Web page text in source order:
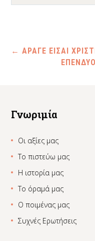
← ΑΡΑΓΕ ΕΙΣΑΙ
Γνωριμία
Οι αξίες μας
Το πιστεύω μας
Η ιστορία μας
Το όραμά μας
Ο ποιμένας μας
Συχνές Ερωτήσεις